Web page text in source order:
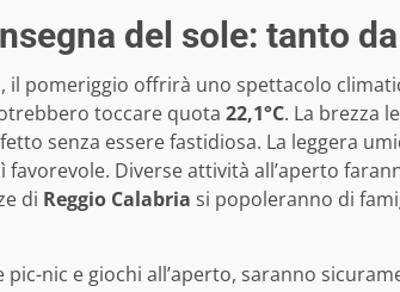
del sole: tanto
il pomeriggio offrirà uno spettacolo
toccare quota 22,1°C. La brezza
senza essere fastidiosa. La leggera
Diverse attività all’aperto
di Reggio Calabria si popoleranno di
nic e giochi all’aperto, saranno